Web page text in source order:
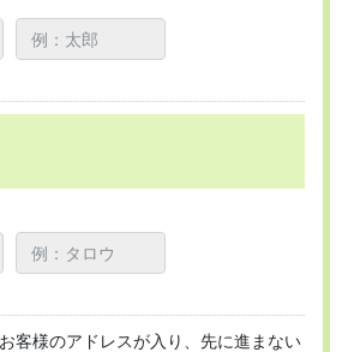
客様のアドレスが入り、先に進まない